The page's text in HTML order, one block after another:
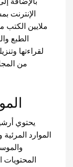
الإنترنت
ملايين الكتب
الطبع
لقراءتها
من
يحتوي
الموارد
المحتويات